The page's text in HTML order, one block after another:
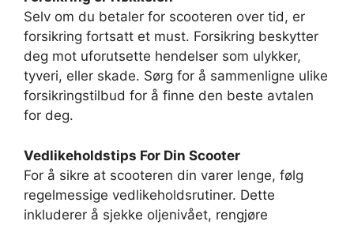
Selv om du betaler for scooteren over tid, er
forsikring fortsatt et must. Forsikring beskytter
deg mot uforutsette hendelser som ulykker,
tyveri, eller skade. Sørg for å sammenligne ulike
forsikringstilbud for å finne den beste avtalen
for deg.
Vedlikeholdstips For Din Scooter
For å sikre at scooteren din varer lenge, følg
regelmessige vedlikeholdsrutiner. Dette
inkluderer å sjekke oljenivået, rengjøre